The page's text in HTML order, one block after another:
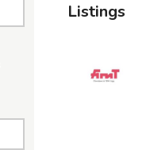
Listings